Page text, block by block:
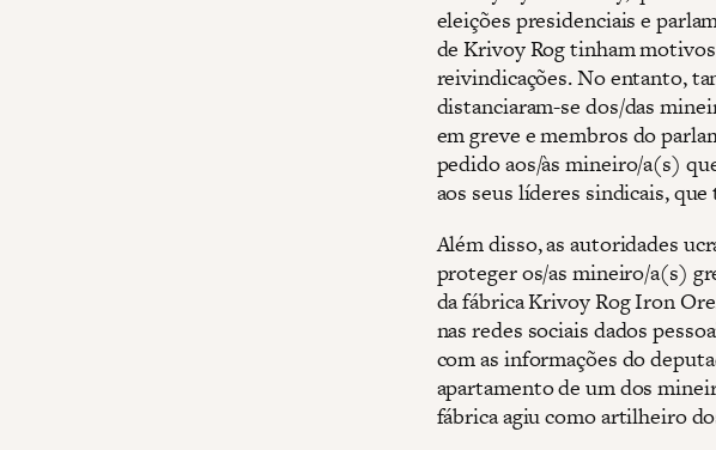
eleições presidenciais e
de Krivoy Rog tinham
reivindicações. No entanto,
distanciaram-se dos/das
em greve e membros do
pedido aos/às mineiro/a(s)
aos seus líderes sindicais,
Além disso, as autoridades
proteger os/as mineiro/a(s)
da fábrica Krivoy Rog Iron
nas redes sociais dados
com as informações do
apartamento de um dos
fábrica agiu como artilheiro